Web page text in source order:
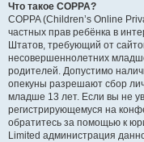
Что такое COPPA?
COPPA (Children’s Online
частных прав ребёнка в
Штатов, требующий от
несовершеннолетних
родителей. Допустимо
опекуны разрешают сбор
младше 13 лет. Если вы не
регистрирующемуся на
обратитесь за помощью к
Limited администрация